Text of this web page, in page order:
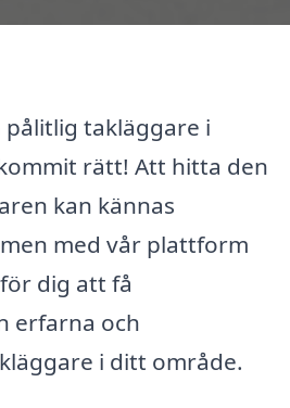
takläggare i
rätt! Att hitta den
kan kännas
med vår plattform
dig att få
erfarna och
i ditt område.